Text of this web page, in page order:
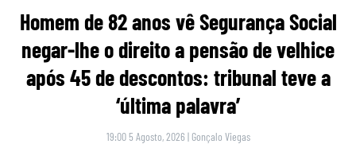
Homem de 82 anos vê Segurança Social
negar-lhe o direito a pensão de velhice
após 45 de descontos: tribunal teve a
‘última palavra’
19:00 5 Agosto, 2026 | Gonçalo Viegas